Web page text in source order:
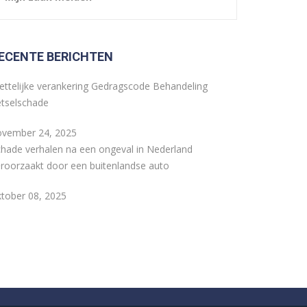
BERICHTEN
verankering Gedragscode Behandeling
24, 2025
verhalen na een ongeval in Nederland
door een buitenlandse auto
08, 2025